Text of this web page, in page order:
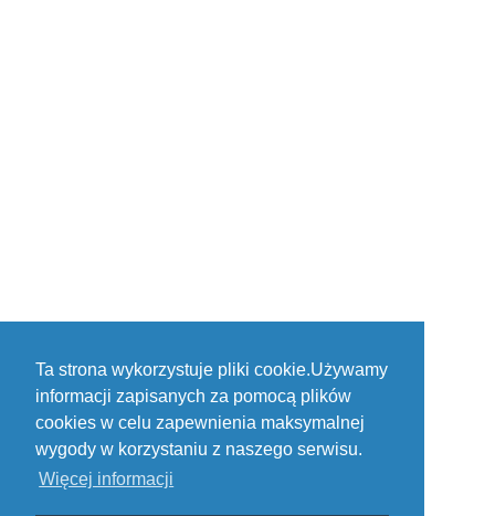
Ta strona wykorzystuje pliki cookie.Używamy
informacji zapisanych za pomocą plików
cookies w celu zapewnienia maksymalnej
wygody w korzystaniu z naszego serwisu.
Więcej informacji